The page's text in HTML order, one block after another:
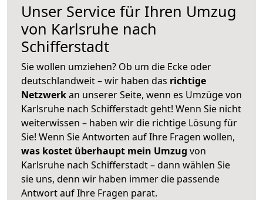
Unser Service für Ihren Umzug
von Karlsruhe nach
Schifferstadt
Sie wollen umziehen? Ob um die Ecke oder
deutschlandweit – wir haben das richtige
Netzwerkan unserer Seite, wenn es Umzüge von
Karlsruhe nach Schifferstadt geht! Wenn Sie nicht
weiterwissen – haben wir die richtige Lösung für
Sie! Wenn Sie Antworten auf Ihre Fragen wollen,
was kostet überhaupt mein Umzug von
Karlsruhe nach Schifferstadt – dann wählen Sie
sie uns, denn wir haben immer die passende
Antwort auf Ihre Fragen parat.